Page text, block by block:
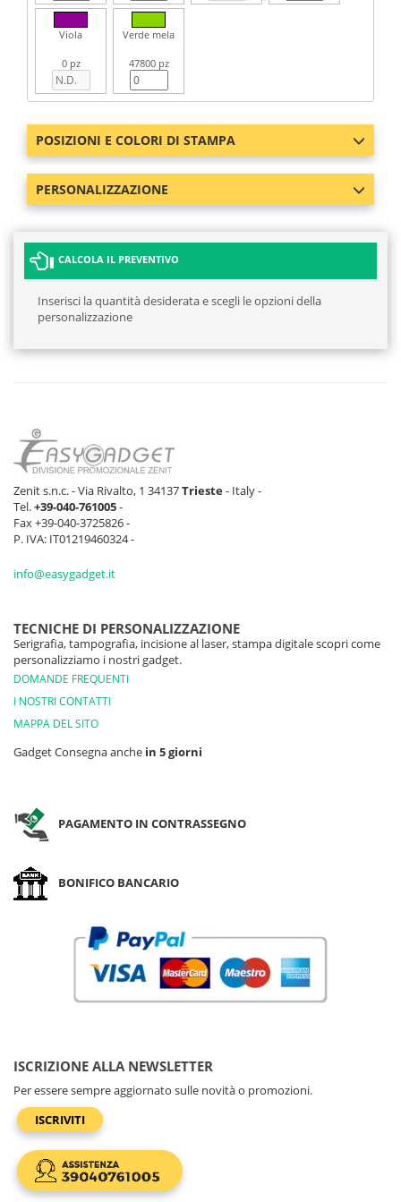
Viola
0 pz
Verde mela
47800 pz
POSIZIONI E COLORI DI STAMPA
PERSONALIZZAZIONE
CALCOLA IL PREVENTIVO
Inserisci la quantità desiderata e scegli le opzioni della
personalizzazione
Zenit s.n.c. - Via Rivalto, 1 34137Trieste- Italy -
Tel.+39-040-761005-
Fax +39-040-3725826 -
P. IVA: IT01219460324 -
info@easygadget.it
TECNICHE DI PERSONALIZZAZIONE
Serigrafia, tampografia, incisione al laser, stampa digitale scopri come
personalizziamo i nostri gadget.
DOMANDE FREQUENTI
I NOSTRI CONTATTI
MAPPA DEL SITO
Gadget Consegna anche in 5 giorni
PAGAMENTO IN CONTRASSEGNO
BONIFICO BANCARIO
ISCRIZIONE ALLA NEWSLETTER
Per essere sempre aggiornato sulle novità o promozioni.
ISCRIVITI